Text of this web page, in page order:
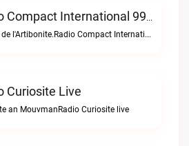
Radio Compact International 99.5 FM Live
La voix de l'Artibonite.Radio Compact International 99.5 FM live
Curiosite Live
an MouvmanRadio Curiosite live